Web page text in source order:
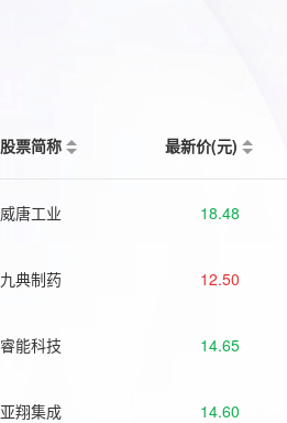
股票简称 最新价(元)
威唐工业 18.48
九典制药 12.50
睿能科技 14.65
亚翔集成 14.60